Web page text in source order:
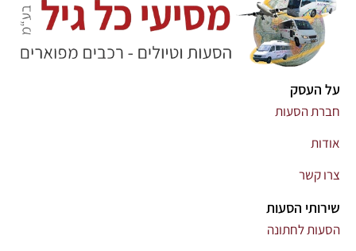
על העסק
חברת הסעות
אודות
צרו קשר
שירותי הסעות
הסעות לחתונה